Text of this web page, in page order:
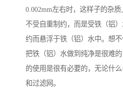
0.002mm左右时，这样子的杂
不受自重制约，而是受铁（铝
约而悬浮于铁（铝）水中。想
把铁（铝）水做到纯净是很难
的使用是很有必要的，无论什
和过滤网。